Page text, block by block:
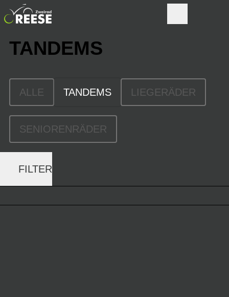
TANDEMS
ALLE TANDEMS LIEGERÄDER
SENIORENRÄDER
FILTER